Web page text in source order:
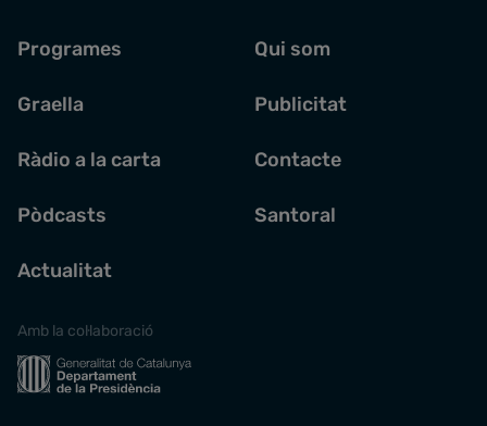
Programes
Graella
Ràdio a la carta
Pòdcasts
Actualitat
Qui som
Publicitat
Contacte
Santoral
Amb la col·laboració